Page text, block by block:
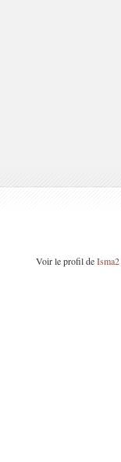
Voir le profil deIsma2